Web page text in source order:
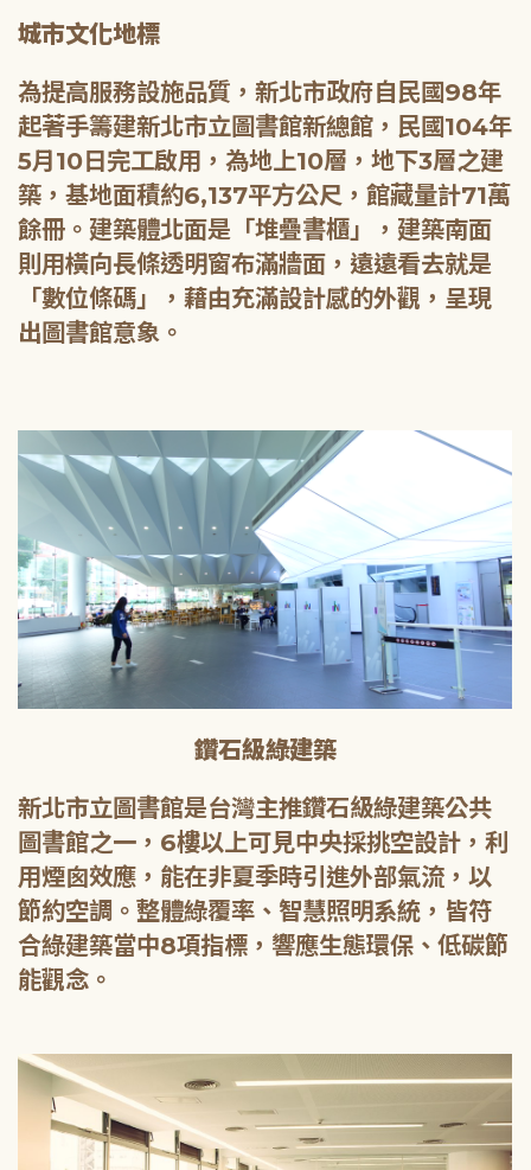
城市文化地標
為提高服務設施品質，新北市政府自民國98年
起著手籌建新北市立圖書館新總館，民國104年
5月10日完工啟用，為地上10層，地下3層之建
築，基地面積約6,137平方公尺，館藏量計71萬
餘冊。建築體北面是「堆疊書櫃」，建築南面
則用橫向長條透明窗布滿牆面，遠遠看去就是
「數位條碼」，藉由充滿設計感的外觀，呈現
出圖書館意象。
鑽石級綠建築
新北市立圖書館是台灣主推鑽石級綠建築公共
圖書館之一，6樓以上可見中央採挑空設計，利
用煙囪效應，能在非夏季時引進外部氣流，以
節約空調。整體綠覆率、智慧照明系統，皆符
合綠建築當中8項指標，響應生態環保、低碳節
能觀念。